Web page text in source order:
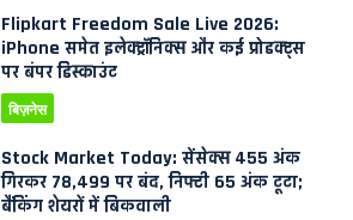
Flipkart Freedom Sale Live 2026:
iPhone समेत इलेक्ट्रॉनिक्स और कई प्रोडक्ट्स
पर बंपर डिस्काउंट
बिज़नेस
Stock Market Today: सेंसेक्स 455 अंक
गिरकर 78,499 पर बंद, निफ्टी 65 अंक टूटा;
बैंकिंग शेयरों में बिकवाली